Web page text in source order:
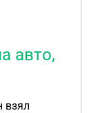
авто,
взял